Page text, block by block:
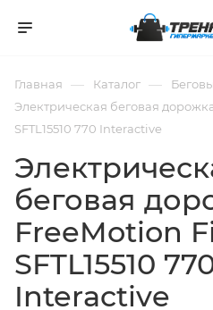
Главная — Каталог —
Электрическая беговая
SFTL15510 770 Interactive
беговая
FreeMotion
SFTL15510
Interactive